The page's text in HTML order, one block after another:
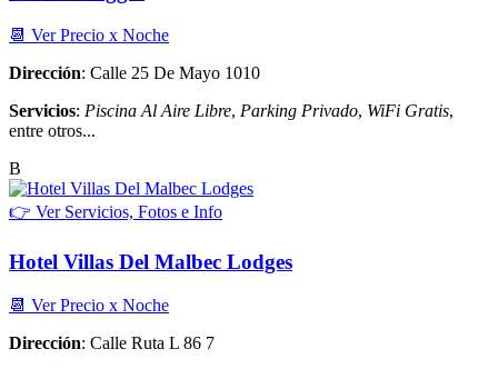
📆 Ver Precio x Noche
Dirección: Calle 25 De Mayo 1010
Servicios: Piscina Al Aire Libre, Parking Privado, WiFi Gratis,
entre otros...
B
👉 Ver Servicios, Fotos e Info
Hotel Villas Del Malbec Lodges
📆 Ver Precio x Noche
Dirección: Calle Ruta L 86 7